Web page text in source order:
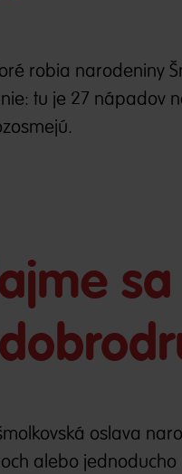
robia narodeniny
tu je 27 nápadov
oslava
alebo